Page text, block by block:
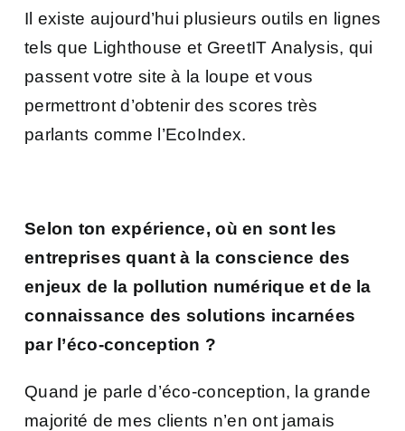
Il existe aujourd’hui plusieurs outils en lignes
tels que Lighthouse et GreetIT Analysis, qui
passent votre site à la loupe et vous
permettront d’obtenir des scores très
parlants comme l’EcoIndex.
Selon ton expérience, où en sont les
entreprises quant à la conscience des
enjeux de la pollution numérique et de la
connaissance des solutions incarnées
par l’éco-conception ?
Quand je parle d’éco-conception, la grande
majorité de mes clients n’en ont jamais